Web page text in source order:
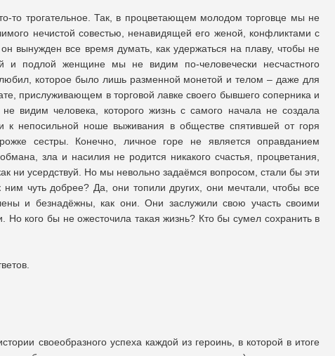
то трогательное. Так, в процветающем молодом торговце мы не
нечистой совестью, ненавидящей его женой, конфликтами с
вынужден все время думать, как удержаться на плаву, чтобы не
и подлой женщине мы не видим по-человечески несчастного
любил, которое было лишь разменной монетой и телом – даже для
прислуживающем в торговой лавке своего бывшего соперника и
видим человека, которого жизнь с самого начала не создала
к непосильной ноше выживания в обществе спятившей от горя
сестры. Конечно, личное горе не является оправданием
зла и насилия не родится никакого счастья, процветания,
ни усердствуй. Но мы невольно задаёмся вопросом, стали бы эти
чуть добрее? Да, они топили других, они мечтали, чтобы все
и безнадёжны, как они. Они заслужили свою участь своими
кого бы не ожесточила такая жизнь? Кто бы сумел сохранить в
своеобразного успеха каждой из героинь, в которой в итоге